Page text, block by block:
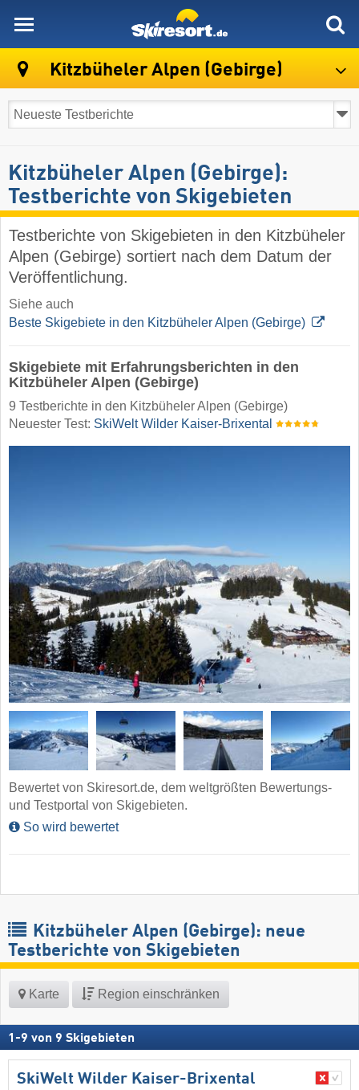
Kitzbüheler Alpen (Gebirge)
Kitzbüheler Alpen (Gebirge):
Testberichte von Skigebieten
Testberichte von Skigebieten in den Kitzbüheler
Alpen (Gebirge) sortiert nach dem Datum der
Veröffentlichung.
Siehe auch
Beste Skigebiete in den Kitzbüheler Alpen (Gebirge)
Skigebiete mit Erfahrungsberichten in den
Kitzbüheler Alpen (Gebirge)
9 Testberichte in den Kitzbüheler Alpen (Gebirge)
Neuester Test: SkiWelt Wilder Kaiser-Brixental
Bewertet von Skiresort.de, dem weltgrößten Bewertungs-
und Testportal von Skigebieten.
So wird bewertet
Kitzbüheler Alpen (Gebirge): neue
Testberichte von Skigebieten
Karte Region einschränken
1 -9 von 9 Skigebieten
SkiWelt Wilder Kaiser-Brixental